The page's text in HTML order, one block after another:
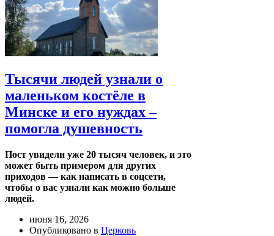
Тысячи людей узнали о
маленьком костёле в
Минске и его нуждах –
помогла душевность
Пост увидели уже 20 тысяч человек, и это
может быть примером для других
приходов — как написать в соцсети,
чтобы о вас узнали как можно больше
людей.
июня 16, 2026
Опубликовано в Церковь